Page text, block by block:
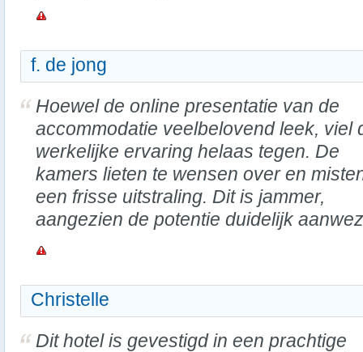
f. de jong
Hoewel de online presentatie van de
accommodatie veelbelovend leek, viel
werkelijke ervaring helaas tegen. De
kamers lieten te wensen over en
een frisse uitstraling. Dit is jammer,
aangezien de potentie duidelijk
Christelle
Dit hotel is gevestigd in een prachtige